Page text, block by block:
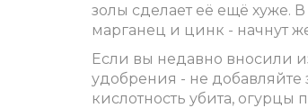
золы сделает её ещё хуже. В
марганец и цинк - начнут
Если вы недавно вносили
удобрения - не
кислотность убита, огурцы